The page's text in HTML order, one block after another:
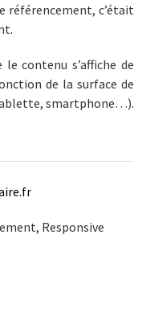
référencement, c’était
contenu s’affiche de
de la surface de
smartphone…).
Responsive